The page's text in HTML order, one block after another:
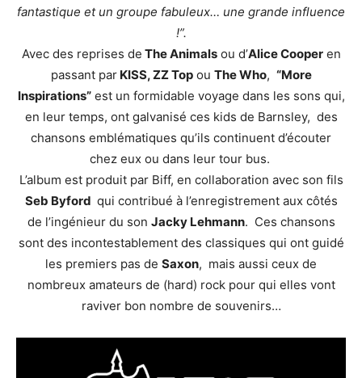
fantastique et un groupe fabuleux… une grande influence
!”.
Avec des reprises de The Animalsou d’Alice Cooperen
passant parKISS, ZZ Topou The Who, “More
Inspirations”est un formidable voyage dans les sons qui,
en leur temps, ont galvanisé ces kids de Barnsley, des
chansons emblématiques qu’ils continuent d’écouter
chez eux ou dans leur tour bus.
L’album est produit par Biff, en collaboration avec son fils
Seb Byford qui contribué à l’enregistrement aux côtés
de l’ingénieur du son Jacky Lehmann. Ces chansons
sont des incontestablement des classiques qui ont guidé
les premiers pas de Saxon, mais aussi ceux de
nombreux amateurs de (hard) rock pour qui elles vont
raviver bon nombre de souvenirs…